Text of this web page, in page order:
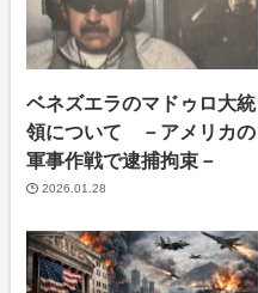
ベネズエラのマドゥロ大統
領について －アメリカの
軍事作戦で逮捕拘束－
2026.01.28